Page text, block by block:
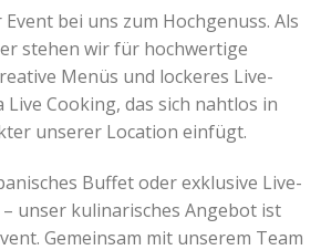
bei uns zum Hochgenuss. Als
stehen wir für hochwertige
Menüs und lockeres Live-
Live Cooking, das sich nahtlos in
unserer Location einfügt.
Buffet oder exklusive Live-
unser kulinarisches Angebot ist
Gemeinsam mit unserem Team